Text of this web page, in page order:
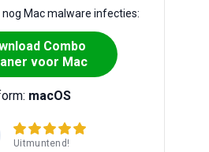
Mac malware infecties:
Combo
voor Mac
macOS
Uitmuntend!